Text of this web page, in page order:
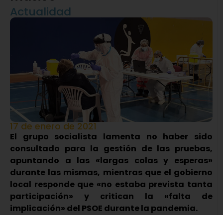
Actualidad
17 de enero de 2021
El grupo socialista lamenta no haber sido
consultado para la gestión de las pruebas,
apuntando a las «largas colas y esperas»
durante las mismas, mientras que el gobierno
local responde que «no estaba prevista tanta
participación» y critican la «falta de
implicación» del PSOE durante la pandemia.